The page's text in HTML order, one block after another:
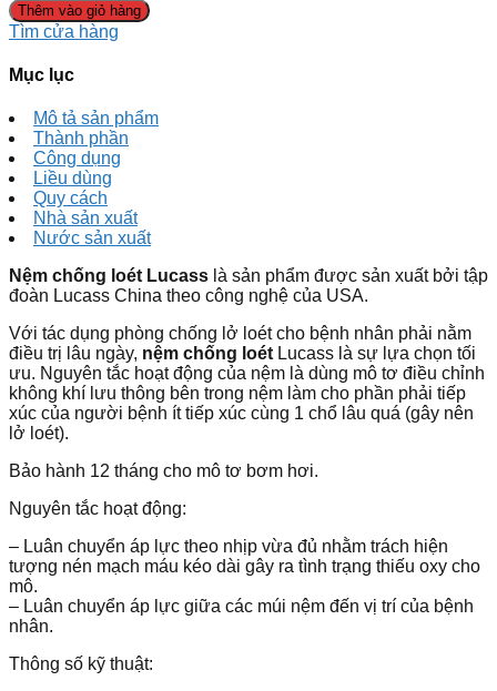
Thêm vào giỏ hàng
Tìm cửa hàng
Mục lục
Mô tả sản phẩm
Thành phần
Công dụng
Liều dùng
Quy cách
Nhà sản xuất
Nước sản xuất
Nệm chống loét Lucass là sản phẩm được sản xuất bởi tập
đoàn Lucass China theo công nghệ của USA.
Với tác dụng phòng chống lở loét cho bệnh nhân phải nằm
điều trị lâu ngày, nệm chống loétLucass là sự lựa chọn tối
ưu. Nguyên tắc hoạt động của nệm là dùng mô tơ điều chỉnh
không khí lưu thông bên trong nệm làm cho phần phải tiếp
xúc của người bệnh ít tiếp xúc cùng 1 chổ lâu quá (gây nên
lở loét).
Bảo hành 12 tháng cho mô tơ bơm hơi.
Nguyên tắc hoạt động:
– Luân chuyển áp lực theo nhịp vừa đủ nhằm trách hiện
tượng nén mạch máu kéo dài gây ra tình trạng thiếu oxy cho
mô.
– Luân chuyển áp lực giữa các múi nệm đến vị trí của bệnh
nhân.
Thông số kỹ thuật: